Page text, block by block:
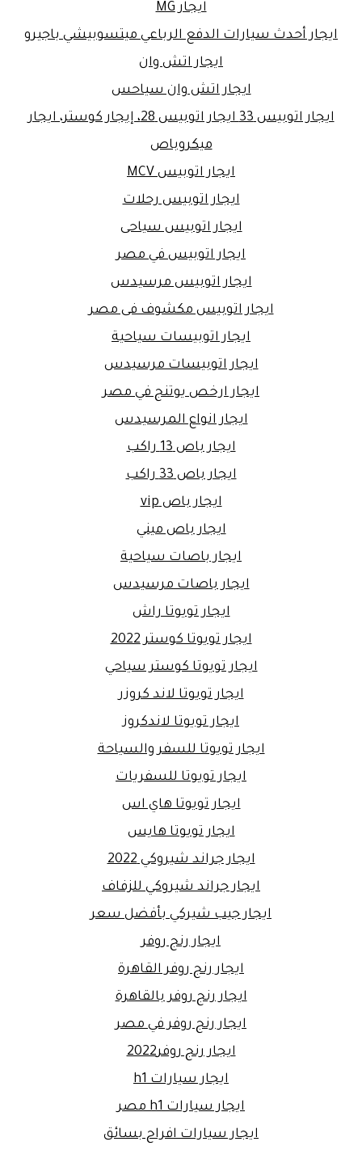
ايجار MG
ايجار أحدث سيارات الدفع الرباعي ميتسوبيشي باجيرو
ايجار اتش وان
ايجار اتش وان سياحس
ايجار اتوبيس 33 ايجار اتوبيس 28، إيجار كوستر، ايجار
ميكروباص
ايجار اتوبيس MCV
ايجار اتوبيس رحلات
ايجار اتوبيس سياحى
ايجار اتوبيس في مصر
ايجار اتوبيس مرسيدس
ايجار اتوبيس مكشوف فى مصر
ايجار اتوبيسات سياحية
ايجار اتوبيسات مرسيدس
ايجار ارخص يوتنج في مصر
ايجار انواع المرسيدس
ايجار باص 13 راكب
ايجار باص 33 راكب
ايجار باص vip
ايجار باص ميني
ايجار باصات سياحية
ايجار باصات مرسيدس
ايجار تويوتا راش
ايجار تويوتا كوستر 2022
ايجار تويوتا كوستر سياحي
ايجار تويوتا لاند كروزر
ايجار تويوتا لاندكروز
ايجار تويوتا للسفر والسياحة
ايجار تويوتا للسفريات
ايجار تويوتا هاي اس
ايجار تويوتا هايس
ايجار جراند شيروكي 2022
ايجار جراند شيروكي للزفاف
ايجار جيب شيركي بأفضل سعر
ايجار رنج روفر
ايجار رنج روفر القاهرة
ايجار رنج روفر بالقاهرة
ايجار رنج روفر في مصر
ايجار رنج روفر2022
ايجار سيارات h1
ايجار سيارات h1 مصر
ايجار سيارات افراح بسائق